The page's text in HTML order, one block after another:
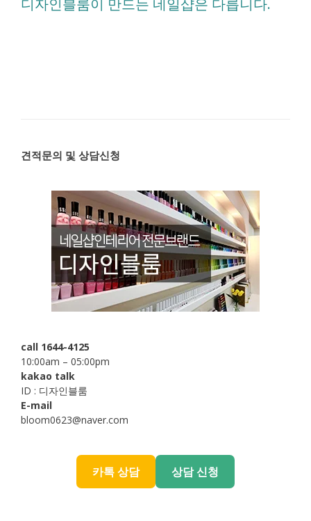
디자인블룸이 만드는 네일샵은 다릅니다.
견적문의 및 상담신청
call 1644-4125
10:00am – 05:00pm
kakao talk
ID : 디자인블룸
E-mail
bloom0623@naver.com
카톡 상담 상담 신청